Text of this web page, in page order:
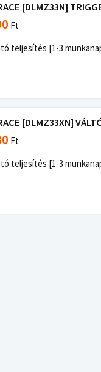
[DLMZ33N]
Ft
teljesítés [1-3
[DLMZ33XN]
Ft
teljesítés [1-3